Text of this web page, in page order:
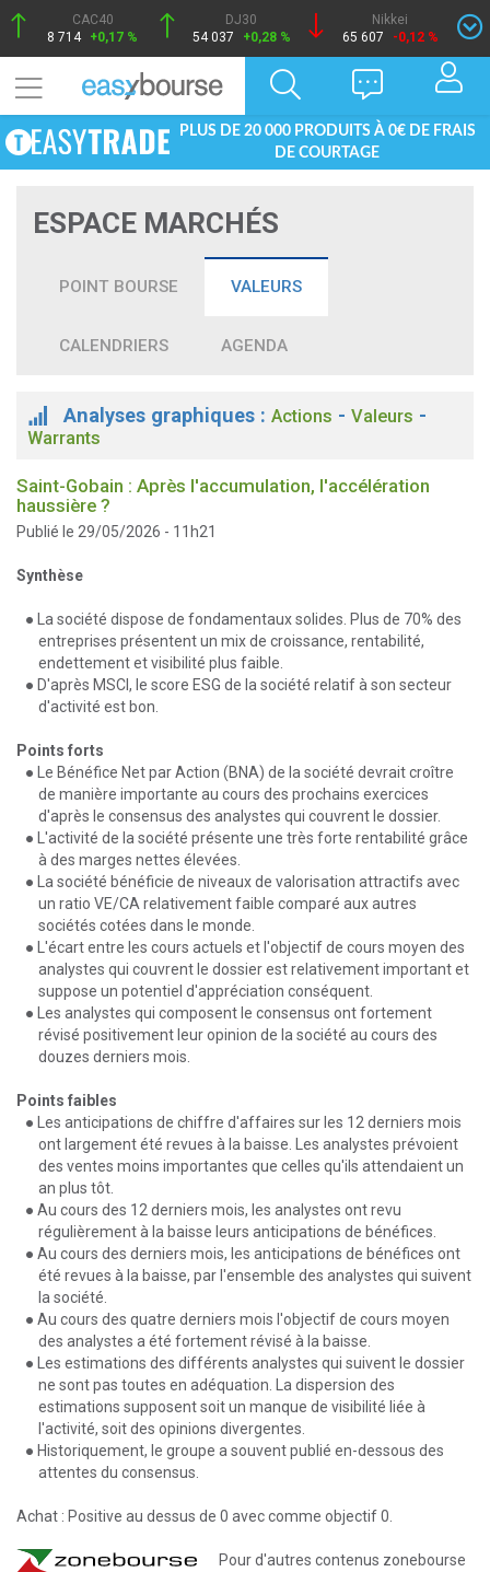
CAC40
8 714 +0,17 %
DJ30
54 037
+0,28 %
Nikkei
65 607
-0,12 %
PLUS DE 20 000 PRODUITS À 0€ DE FRAIS
DE COURTAGE
ESPACE MARCHÉS
POINT BOURSE VALEURS
CALENDRIERS AGENDA
Analyses graphiques : Actions - Valeurs -
Warrants
Saint-Gobain : Après l'accumulation, l'accélération
haussière ?
Publié le 29/05/2026 - 11h21
Synthèse
● La société dispose de fondamentaux solides. Plus de 70% des
entreprises présentent un mix de croissance, rentabilité,
endettement et visibilité plus faible.
● D'après MSCI, le score ESG de la société relatif à son secteur
d'activité est bon.
Points forts
● Le Bénéfice Net par Action (BNA) de la société devrait croître
de manière importante au cours des prochains exercices
d'après le consensus des analystes qui couvrent le dossier.
● L'activité de la société présente une très forte rentabilité grâce
à des marges nettes élevées.
● La société bénéficie de niveaux de valorisation attractifs avec
un ratio VE/CA relativement faible comparé aux autres
sociétés cotées dans le monde.
● L'écart entre les cours actuels et l'objectif de cours moyen des
analystes qui couvrent le dossier est relativement important et
suppose un potentiel d'appréciation conséquent.
● Les analystes qui composent le consensus ont fortement
révisé positivement leur opinion de la société au cours des
douzes derniers mois.
Points faibles
● Les anticipations de chiffre d'affaires sur les 12 derniers mois
ont largement été revues à la baisse. Les analystes prévoient
des ventes moins importantes que celles qu'ils attendaient un
an plus tôt.
● Au cours des 12 derniers mois, les analystes ont revu
régulièrement à la baisse leurs anticipations de bénéfices.
● Au cours des derniers mois, les anticipations de bénéfices ont
été revues à la baisse, par l'ensemble des analystes qui suivent
la société.
● Au cours des quatre derniers mois l'objectif de cours moyen
des analystes a été fortement révisé à la baisse.
● Les estimations des différents analystes qui suivent le dossier
ne sont pas toutes en adéquation. La dispersion des
estimations supposent soit un manque de visibilité liée à
l'activité, soit des opinions divergentes.
● Historiquement, le groupe a souvent publié en-dessous des
attentes du consensus.
Achat : Positive au dessus de 0 avec comme objectif 0.
Pour d'autres contenus zonebourse